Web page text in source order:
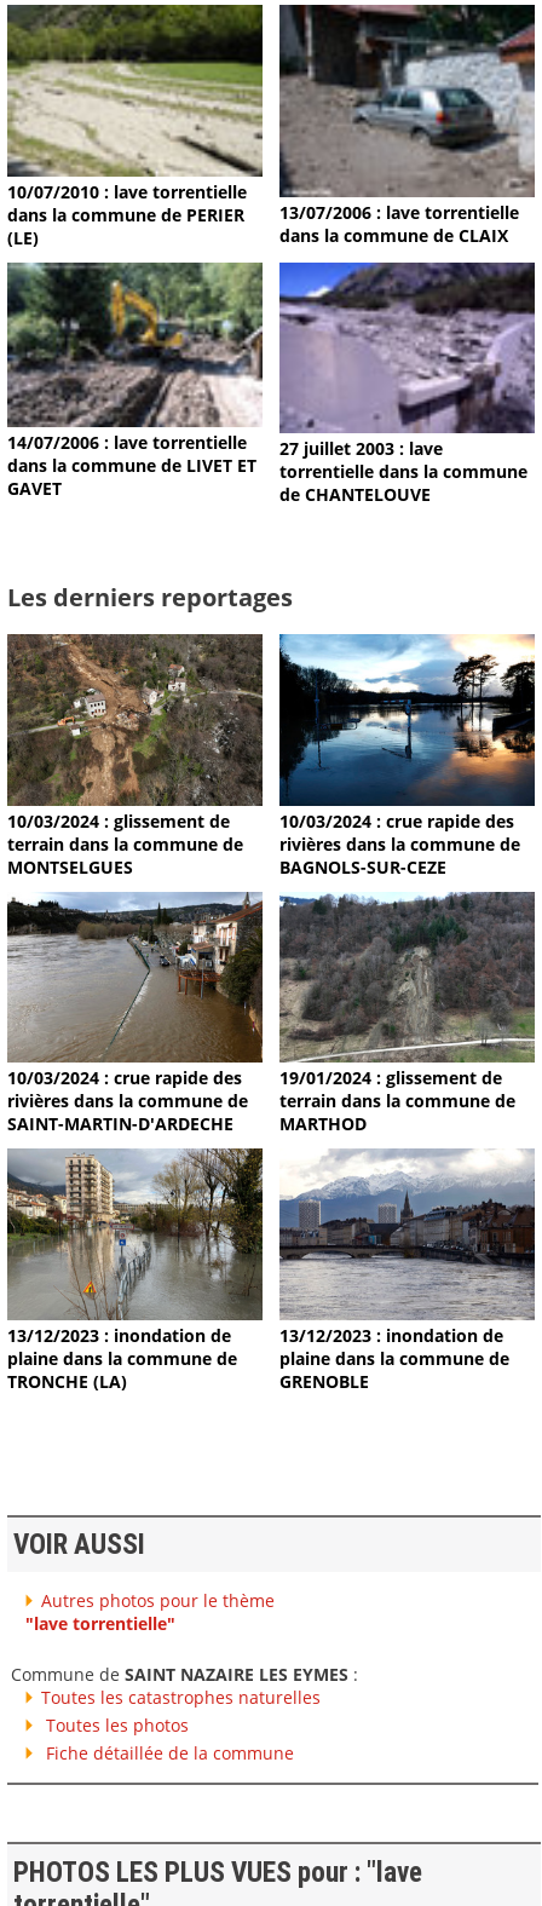
10/07/2010 : lave torrentielle
dans la commune de PERIER
(LE)
13/07/2006 : lave torrentielle
dans la commune de CLAIX
14/07/2006 : lave torrentielle
dans la commune de LIVET ET
GAVET
27 juillet 2003 : lave
torrentielle dans la commune
de CHANTELOUVE
Les derniers reportages
10/03/2024 : glissement de
terrain dans la commune de
MONTSELGUES
10/03/2024 : crue rapide des
rivières dans la commune de
BAGNOLS-SUR-CEZE
10/03/2024 : crue rapide des
rivières dans la commune de
SAINT-MARTIN-D'ARDECHE
19/01/2024 : glissement de
terrain dans la commune de
MARTHOD
13/12/2023 : inondation de
plaine dans la commune de
TRONCHE (LA)
13/12/2023 : inondation de
plaine dans la commune de
GRENOBLE
VOIR AUSSI
Autres photos pour le thème
"lave torrentielle"
Commune de SAINT NAZAIRE LES EYMES :
Toutes les catastrophes naturelles
Toutes les photos
Fiche détaillée de la commune
PHOTOS LES PLUS VUES pour : "lave